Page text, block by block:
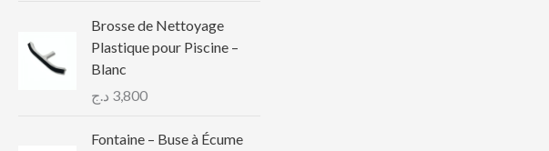
Brosse de Nettoyage
Plastique pour Piscine –
Blanc
3,800 د.ج
Fontaine – Buse à Écume